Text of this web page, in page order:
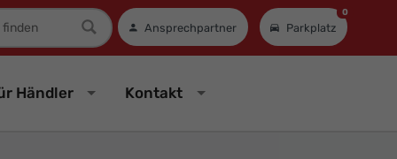
Ansprechpartner Parkplatz
0
Händler Kontakt